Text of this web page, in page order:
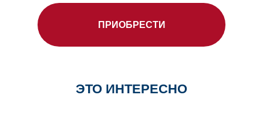
ПРИОБРЕСТИ
ЭТО ИНТЕРЕСНО